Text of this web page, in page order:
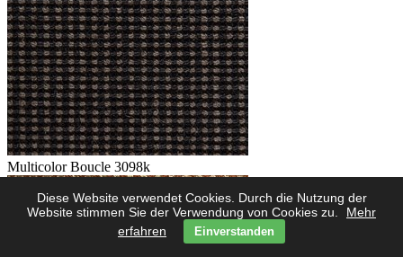
Diese Website verwendet Cookies. Durch die Nutzung der
Website stimmen Sie der Verwendung von Cookies zu.
Mehr
erfahren
Einverstanden
Multicolor Boucle 3098k